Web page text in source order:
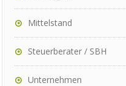
Mittelstand
Steuerberater / SBH
Unternehmen